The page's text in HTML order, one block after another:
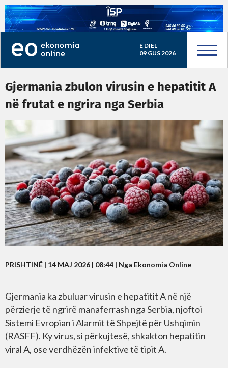
E DIEL
09 GUS 2026
Gjermania zbulon virusin e hepatitit A
në frutat e ngrira nga Serbia
PRISHTINË | 14 MAJ 2026 | 08:44 | Nga Ekonomia Online
Gjermania ka zbuluar virusin e hepatitit A në një
përzierje të ngrirë manaferrash nga Serbia, njoftoi
Sistemi Evropian i Alarmit të Shpejtë për Ushqimin
(RASFF). Ky virus, si përkujtesë, shkakton hepatitin
viral A, ose verdhëzën infektive të tipit A.